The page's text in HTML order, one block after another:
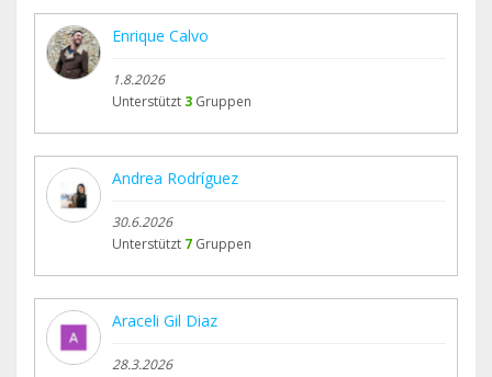
Enrique Calvo
1.8.2026
Unterstützt 3 Gruppen
Andrea Rodríguez
30.6.2026
Unterstützt 7 Gruppen
Araceli Gil Diaz
28.3.2026